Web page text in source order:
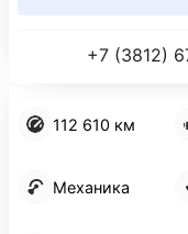
112 610 км
Механика
+7 (3812)